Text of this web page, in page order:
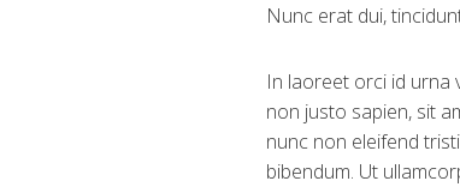
Nunc erat dui,
In laoreet orci id urna
non justo sapien, sit
nunc non eleifend
bibendum. Ut